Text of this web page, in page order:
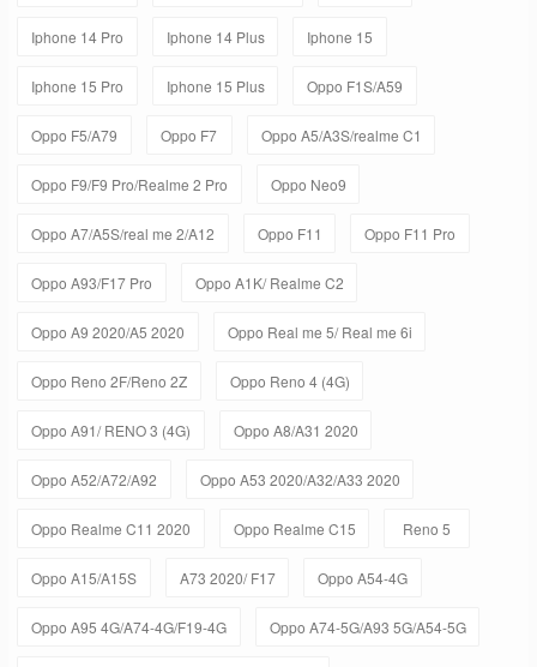
Iphone 14 Pro Iphone 14 Plus Iphone 15
Iphone 15 Pro Iphone 15 Plus Oppo F1S/A59
Oppo F5/A79 Oppo F7 Oppo A5/A3S/realme C1
Oppo F9/F9 Pro/Realme 2 Pro Oppo Neo9
Oppo A7/A5S/real me 2/A12 Oppo F11 Oppo F11 Pro
Oppo A93/F17 Pro Oppo A1K/ Realme C2
Oppo A9 2020/A5 2020 Oppo Real me 5/ Real me 6i
Oppo Reno 2F/Reno 2Z Oppo Reno 4 (4G)
Oppo A91/ RENO 3 (4G) Oppo A8/A31 2020
Oppo A52/A72/A92 Oppo A53 2020/A32/A33 2020
Oppo Realme C11 2020 Oppo Realme C15 Reno 5
Oppo A15/A15S A73 2020/ F17 Oppo A54-4G
Oppo A95 4G/A74-4G/F19-4G Oppo A74-5G/A93 5G/A54-5G